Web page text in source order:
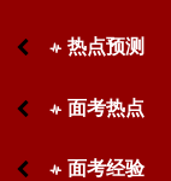
󰋙 热点预测
󰋙 面考热点
󰋙 面考经验